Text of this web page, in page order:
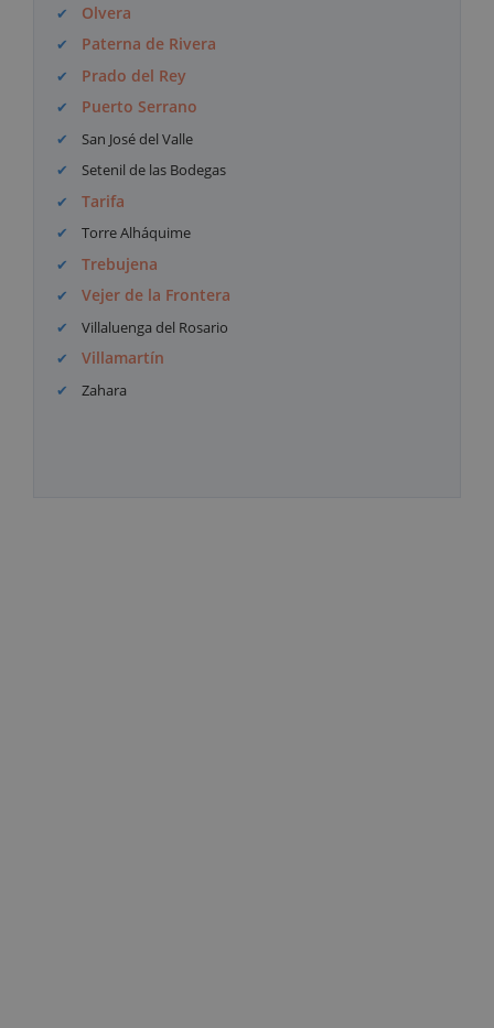
Olvera
Paterna de Rivera
Prado del Rey
Puerto Serrano
San José del Valle
Setenil de las Bodegas
Tarifa
Torre Alháquime
Trebujena
Vejer de la Frontera
Villaluenga del Rosario
Villamartín
Zahara